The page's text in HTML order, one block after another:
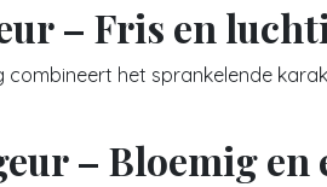
– Fris en
combineert het sprankelende
– Bloemig en